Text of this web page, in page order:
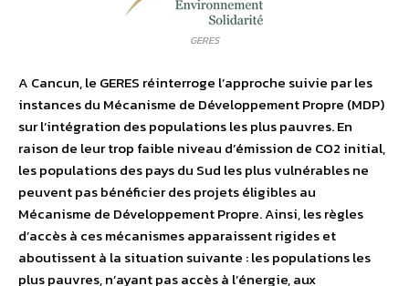
GERES
A Cancun, le GERES réinterroge l’approche suivie par les
instances du Mécanisme de Développement Propre (MDP)
sur l’intégration des populations les plus pauvres. En
raison de leur trop faible niveau d’émission de CO2 initial,
les populations des pays du Sud les plus vulnérables ne
peuvent pas bénéficier des projets éligibles au
Mécanisme de Développement Propre. Ainsi, les règles
d’accès à ces mécanismes apparaissent rigides et
aboutissent à la situation suivante : les populations les
plus pauvres, n’ayant pas accès à l’énergie, aux